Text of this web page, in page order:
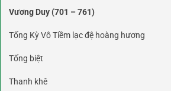
Vương Duy (701 – 761)
Tống Kỳ Vô Tiềm lạc đệ hoàng hương
Tống biệt
Thanh khê